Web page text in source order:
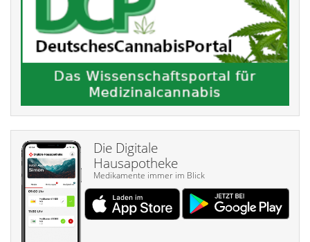
Die Digitale
Hausapotheke
Medikamente immer im Blick